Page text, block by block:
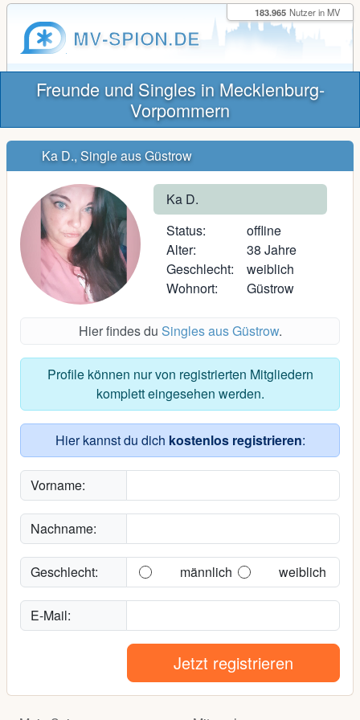
MV-SPION.DE
183.965 Nutzer in MV
Freunde und Singles in Mecklenburg-
Vorpommern
Ka D., Single aus Güstrow
Ka D.
Status:
offline
Alter:
38 Jahre
Geschlecht:
weiblich
Wohnort:
Güstrow
Hier findes du Singles aus Güstrow.
Profile können nur von registrierten Mitgliedern
komplett eingesehen werden.
Hier kannst du dich kostenlos registrieren:
Vorname:
Nachname:
Geschlecht: männlich weiblich
E-Mail:
Jetzt registrieren